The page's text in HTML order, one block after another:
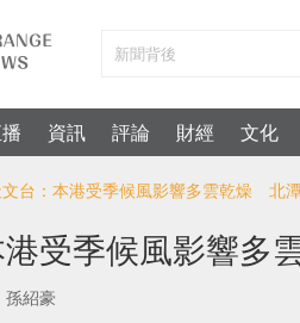
資訊 評論 財經 文化
台：本港受季候風影響多雲乾燥 北
受季候風影響
孫紹豪